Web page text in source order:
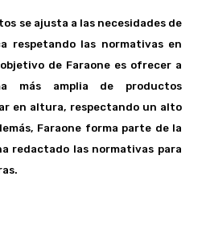
se ajusta a las necesidades de
respetando las normativas en
de Faraone es ofrecer a
más amplia de productos
en altura, respectando un alto
Faraone forma parte de la
redactado las normativas para